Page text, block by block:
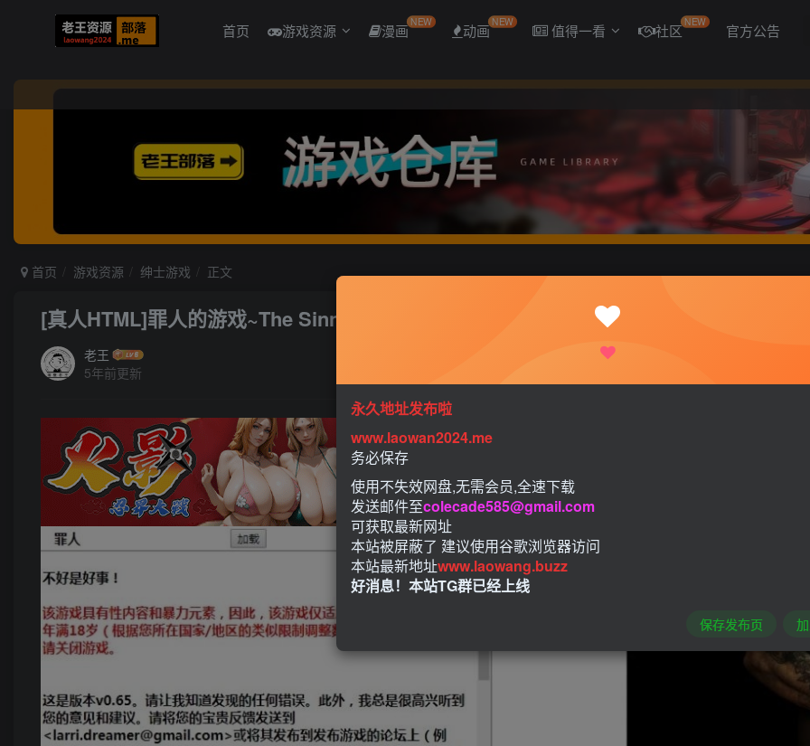
首页 游戏资源 漫画NEW 动画 NEW 值得一看 社区NEW 官方公告
首页 游戏资源 绅士游戏 正文
[真人HTML]罪人的游戏~The Sinner Game Ver0.70 [500M][百度]
老王
5年前更新
永久地址发布啦
www.laowan2024.me
务必保存
使用不失效网盘,无需会员,全速下载
发送邮件至colecade585@gmail.com
可获取最新网址
本站被屏蔽了 建议使用谷歌浏览器访问
本站最新地址www.laowang.buzz
好消息！本站TG群已经上线
保存发布页